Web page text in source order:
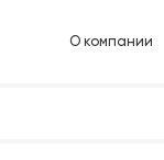
О компании